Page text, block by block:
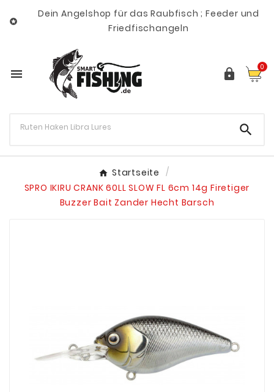

Dein Angelshop für das Raubfisch ; Feeder und
Friedfischangeln
  0

Startseite
SPRO IKIRU CRANK 60LL SLOW FL 6cm 14g Firetiger
Buzzer Bait Zander Hecht Barsch